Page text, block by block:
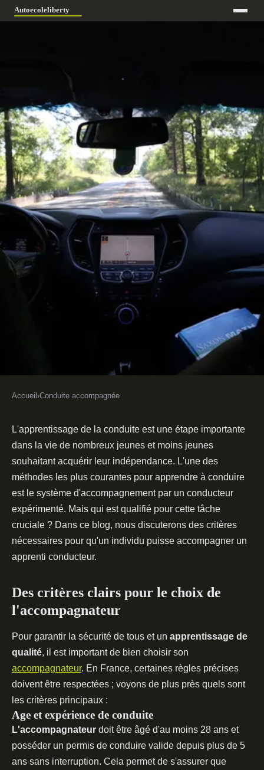
Qui peut accompagner un
apprenti conducteur ?
Wassim•19 janvier 2022•3 min de lecture
Accueil ›Conduite accompagnée
L'apprentissage de la conduite est une étape importante
dans la vie de nombreux jeunes et moins jeunes
souhaitant acquérir leur indépendance. L'une des
méthodes les plus courantes pour apprendre à conduire
est le système d'accompagnement par un conducteur
expérimenté. Mais qui est qualifié pour cette tâche
cruciale ? Dans ce blog, nous discuterons des critères
nécessaires pour qu'un individu puisse accompagner un
apprenti conducteur.
Des critères clairs pour le choix de
l'accompagnateur
Pour garantir la sécurité de tous et un apprentissage de
qualité, il est important de bien choisir son
accompagnateur. En France, certaines règles précises
doivent être respectées ; voyons de plus près quels sont
les critères principaux :
Age et expérience de conduite
L'accompagnateur doit être âgé d'au moins 28 ans et
posséder un permis de conduire valide depuis plus de 5
ans sans interruption. Cela permet de s'assurer que